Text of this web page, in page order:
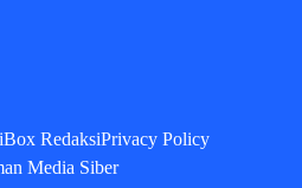
Box RedaksiPrivacy Policy
Media Siber